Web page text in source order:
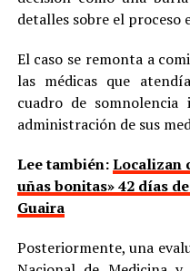
detalles sobre el proceso
El caso se remonta a
las médicas que
cuadro de somnolencia
administración de sus
Lee también:Localizan
uñas bonitas» 42 días
Guaira
Posteriormente, una